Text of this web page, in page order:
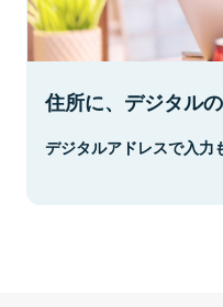
住所に、デジタルの
デジタルアドレスで入力